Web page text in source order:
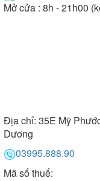
Mở cửa : 8h - 21h00
Địa chỉ: 35E Mỹ
Dương
03995.888.90
Mã số thuế: